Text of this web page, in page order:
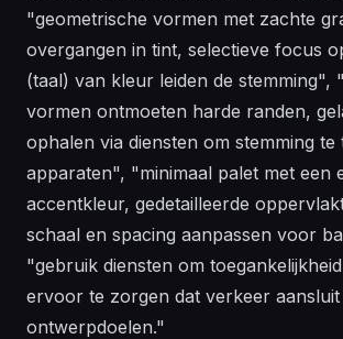
"geometrische vormen met zachte
overgangen in tint, selectieve focus
(taal) van kleur leiden de stemming",
vormen ontmoeten harde randen,
ophalen via diensten om stemming
apparaten", "minimaal palet met een
accentkleur, gedetailleerde
schaal en spacing aanpassen voor
"gebruik diensten om
ervoor te zorgen dat verkeer aansluit
ontwerpdoelen."